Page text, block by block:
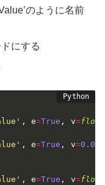
のように名前
にする
, e=True , v=float
, e=True , v=0.0
, e=True , v=float